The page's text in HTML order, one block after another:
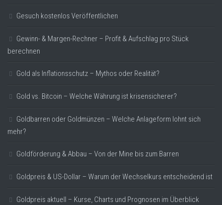
Gesuch kostenlos Veröffentlichen
Gewinn- & Margen-Rechner – Profit & Aufschlag pro Stück
berechnen
Gold als Inflationsschutz – Mythos oder Realität?
Gold vs. Bitcoin – Welche Währung ist krisensicherer?
Goldbarren oder Goldmünzen – Welche Anlageform lohnt sich
mehr?
Goldförderung & Abbau – Von der Mine bis zum Barren
Goldpreis & US-Dollar – Warum der Wechselkurs entscheidend ist
Goldpreis aktuell – Kurse, Charts und Prognosen im Überblick